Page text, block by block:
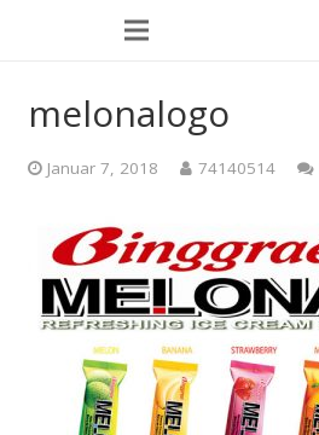
melonalogo
Januar 7, 2018 74140514